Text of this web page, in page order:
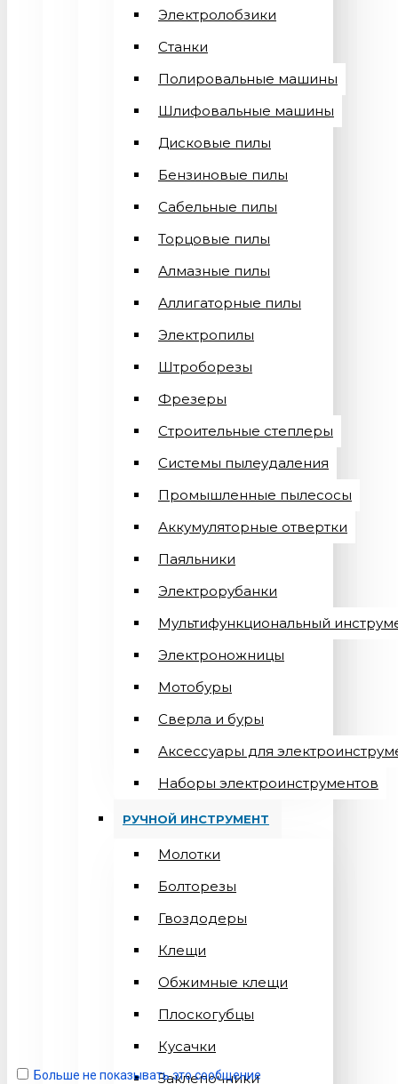
Электролобзики
Станки
Полировальные машины
Шлифовальные машины
Дисковые пилы
Бензиновые пилы
Сабельные пилы
Торцовые пилы
Алмазные пилы
Аллигаторные пилы
Электропилы
Штроборезы
Фрезеры
Строительные степлеры
Системы пылеудаления
Промышленные пылесосы
Аккумуляторные отвертки
Паяльники
Электрорубанки
Мультифункциональный
Электроножницы
Мотобуры
Сверла и буры
Аксессуары для
Наборы электроинструментов
РУЧНОЙ ИНСТРУМЕНТ
Молотки
Болторезы
Гвоздодеры
Клещи
Обжимные клещи
Плоскогубцы
Кусачки
Заклепочники
Больше не показывать это сообщение